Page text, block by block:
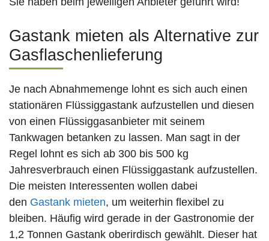
Gastank mieten als Alternative zur
Gasflaschenlieferung
Je nach Abnahmemenge lohnt es sich auch einen
stationären Flüssiggastank aufzustellen und diesen
von einen Flüssiggasanbieter mit seinem
Tankwagen betanken zu lassen. Man sagt in der
Regel lohnt es sich ab 300 bis 500 kg
Jahresverbrauch einen Flüssiggastank aufzustellen.
Die meisten Interessenten wollen dabei
den Gastank mieten, um weiterhin flexibel zu
bleiben. Häufig wird gerade in der Gastronomie der
1,2 Tonnen Gastank oberirdisch gewählt. Dieser hat